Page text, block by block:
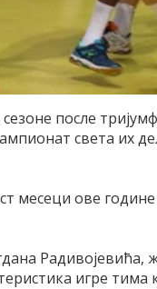
после
света их
месеци ове
игре тима